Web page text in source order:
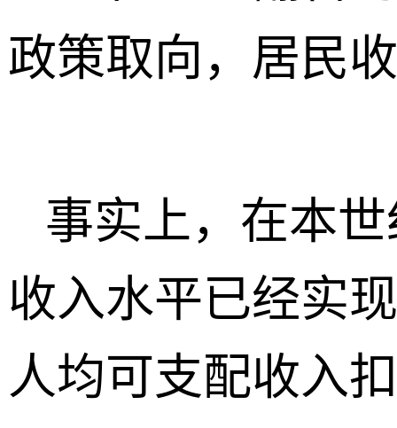
政策取向，居民
事实上，在本世
收入水平已经实
人均可支配收入